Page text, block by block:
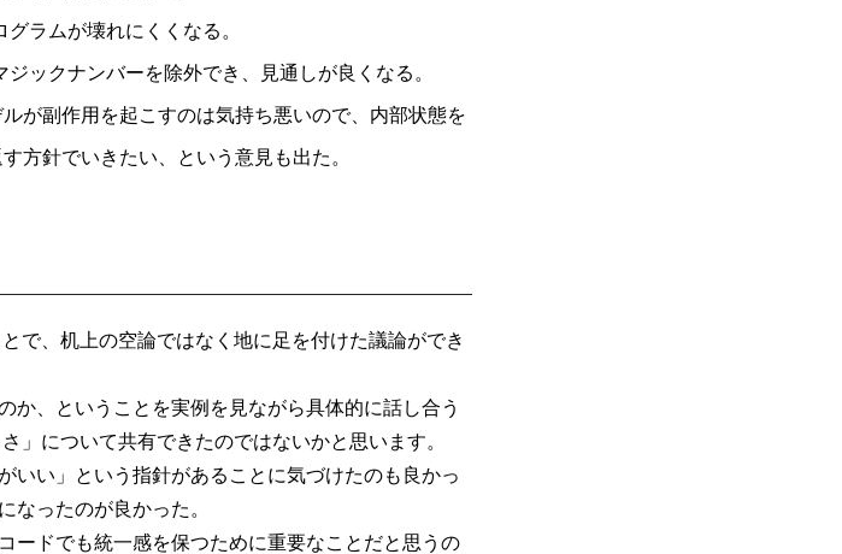
ラムが壊れにくくなる。
ックナンバーを除外でき、見通しが良くなる。
が副作用を起こすのは気持ち悪いので、内部状態を
方針でいきたい、という意見も出た。
で、机上の空論ではなく地に足を付けた議論ができ
か、ということを実例を見ながら具体的に話し合う
」について共有できたのではないかと思います。
いい」という指針があることに気づけたのも良かっ
なったのが良かった。
ードでも統一感を保つために重要なことだと思うの